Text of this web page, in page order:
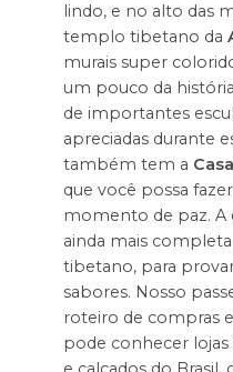
lindo, e no alto das
templo tibetano da
murais super
um pouco da
de importantes
apreciadas durante
também tem a
que você possa
momento de paz. A
ainda mais
tibetano, para
sabores. Nosso
roteiro de compras
pode conhecer